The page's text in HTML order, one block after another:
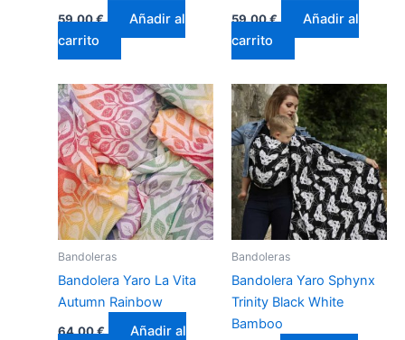
59,00€
Añadir al
carrito
59,00€
Añadir al
carrito
Bandoleras
Bandolera Yaro La Vita
Autumn Rainbow
64,00€
Añadir al
Bandoleras
Bandolera Yaro Sphynx
Trinity Black White
Bamboo